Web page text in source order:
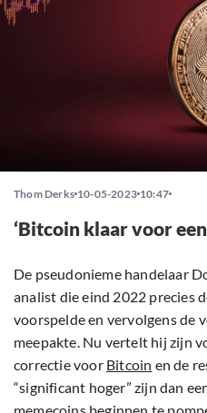
Thom Derks 10-05-2023 10:47
‘Bitcoin klaar voor
De pseudonieme handelaar
analist die eind 2022 precies
voorspelde en vervolgens de
meepakte. Nu vertelt hij zijn
correctie voor Bitcoin en de
“significant hoger” zijn dan